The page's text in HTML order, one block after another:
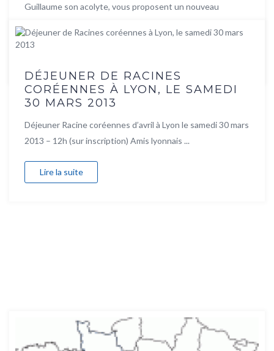
Guillaume son acolyte, vous proposent un nouveau
DÉJEUNER DE RACINES
CORÉENNES À LYON, LE SAMEDI
30 MARS 2013
Déjeuner Racine coréennes d’avril à Lyon le samedi 30 mars
2013 – 12h (sur inscription) Amis lyonnais ...
Lire la suite